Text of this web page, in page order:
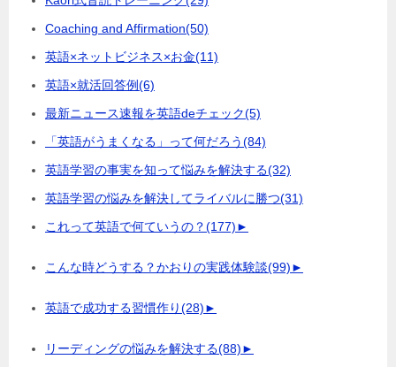
Coaching and Affirmation(50)
英語×ネットビジネス×お金(11)
英語×就活回答例(6)
最新ニュース速報を英語deチェック(5)
「英語がうまくなる」って何だろう(84)
英語学習の事実を知って悩みを解決する(32)
英語学習の悩みを解決してライバルに勝つ(31)
これって英語で何ていうの？(177)►
こんな時どうする？かおりの実践体験談(99)►
英語で成功する習慣作り(28)►
リーディングの悩みを解決する(88)►